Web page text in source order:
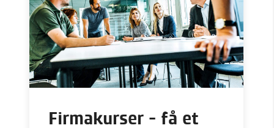
Firmakurser - få et